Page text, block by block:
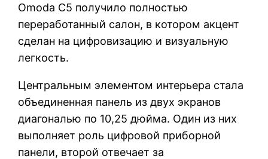
Omoda C5 получило полностью
переработанный салон, в котором акцент
сделан на цифровизацию и визуальную
легкость.
Центральным элементом интерьера стала
объединенная панель из двух экранов
диагональю по 10,25 дюйма. Один из них
выполняет роль цифровой приборной
панели, второй отвечает за